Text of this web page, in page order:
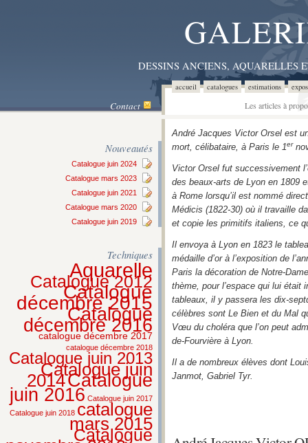
DESSINS ANCIENS,
accueil catalogues estimations
Contact Les articles à
Nouveautés
Catalogue juin 2024
Catalogue mars 2023
Catalogue juin 2021
Catalogue mars 2020
Catalogue juin 2019
Techniques
Aquarelle
Catalogue 2012
Catalogue
décembre 2015
Catalogue
décembre 2016
catalogue décembre 2017
catalogue décembre 2018
Catalogue juin 2013
Catalogue juin
2014Catalogue
juin 2016 Catalogue juin 2017
Catalogue juin 2018 catalogue
mars 2015
Catalogue
André Jacques Victor Orsel est
mort, célibataire, à Paris le 1er
Victor Orsel fut successivement
des beaux-arts de Lyon en 1809
à Rome lorsqu’il est nommé
Médicis (1822-30) où il travaille
et copie les primitifs italiens, ce
Il envoya à Lyon en 1823 le
médaille d’or à l’exposition de
Paris la décoration de Notre-
thème, pour l’espace qui lui était
tableaux, il y passera les dix-
célèbres sont Le Bien et du Mal
Vœu du choléra que l’on peut
de-Fourvière à Lyon.
Il a de nombreux élèves dont
Janmot, Gabriel Tyr.